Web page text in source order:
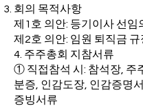
회의 목적사항
제1호 의안: 등기이사 선임
제2호 의안: 임원 퇴직금 규
4. 주주총회 지참서류
① 직접참석 시: 참석장, 주
분증, 인감도장, 인감증명
증빙서류